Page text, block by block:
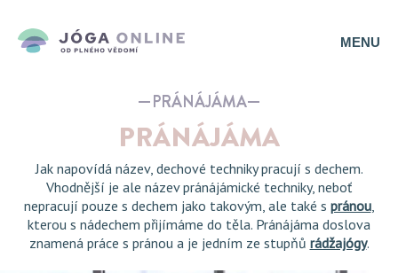
MENU
PRÁNÁJÁMA
PRÁNÁJÁMA
Jak napovídá název, dechové techniky pracují s dechem.
Vhodnější je ale název pránájámické techniky, neboť
nepracují pouze s dechem jako takovým, ale také s pránou,
kterou s nádechem přijímáme do těla. Pránájáma doslova
znamená práce s pránou a je jedním ze stupňů rádžajógy.